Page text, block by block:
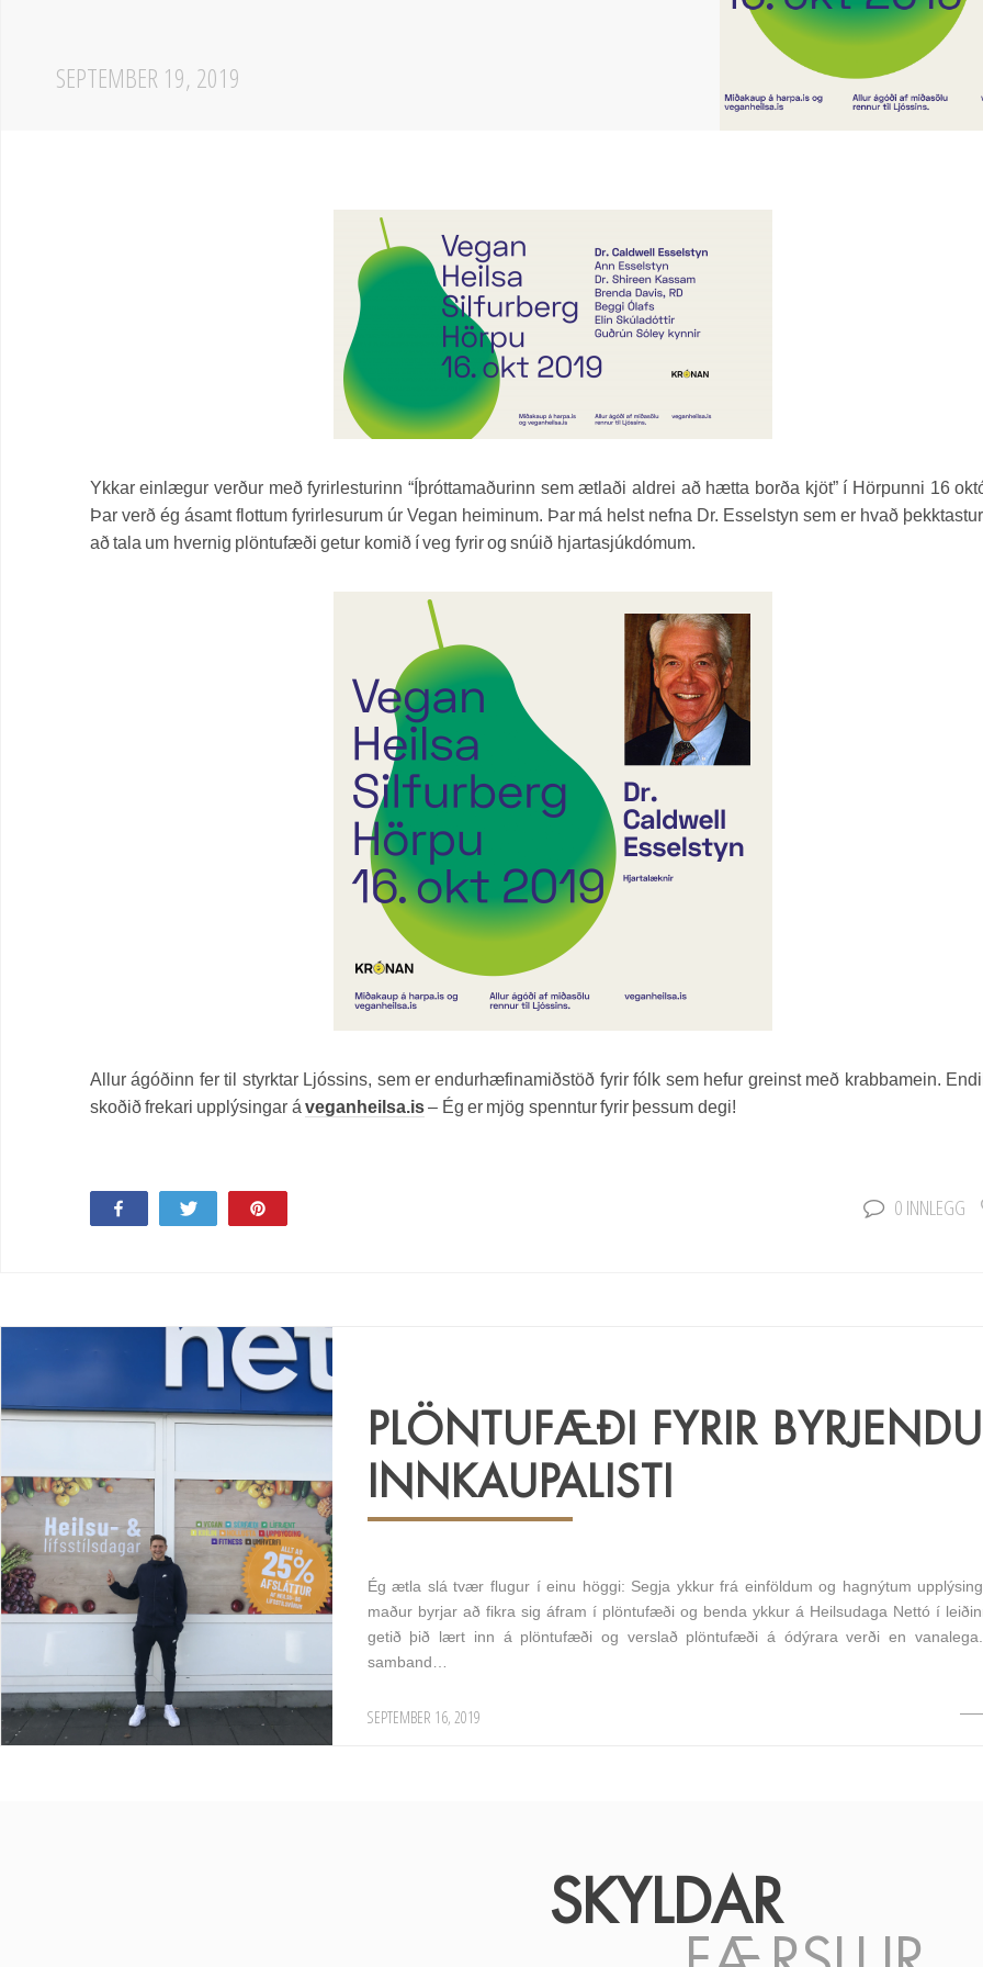
SEPTEMBER 19, 2019
Ykkar einlægur verður með fyrirlesturinn “Íþróttamaðurinn sem ætlaði aldrei að hætta borða kjöt” í Hörpunni 16
Þar verð ég ásamt flottum fyrirlesurum úr Vegan heiminum. Þar má helst nefna Dr. Esselstyn sem er hvað
að tala um hvernig plöntufæði getur komið í veg fyrir og snúið hjartasjúkdómum.
Allur ágóðinn fer til styrktar Ljóssins, sem er endurhæfinamiðstöð fyrir fólk sem hefur greinst með krabbamein.
skoðið frekari upplýsingar áveganheilsa.is– Ég er mjög spenntur fyrir þessum degi!
Share Tweet 0 INNLEGG
PLÖNTUFÆÐI FYRIR
INNKAUPALISTI
Ég ætla slá tvær flugur í einu höggi: Segja ykkur frá einföldum og hagnýtum
maður byrjar að fikra sig áfram í plöntufæði og benda ykkur á Heilsudaga Nettó í
getið þið lært inn á plöntufæði og verslað plöntufæði á ódýrara verði en
samband…
SEPTEMBER 16, 2019
SKYLDAR